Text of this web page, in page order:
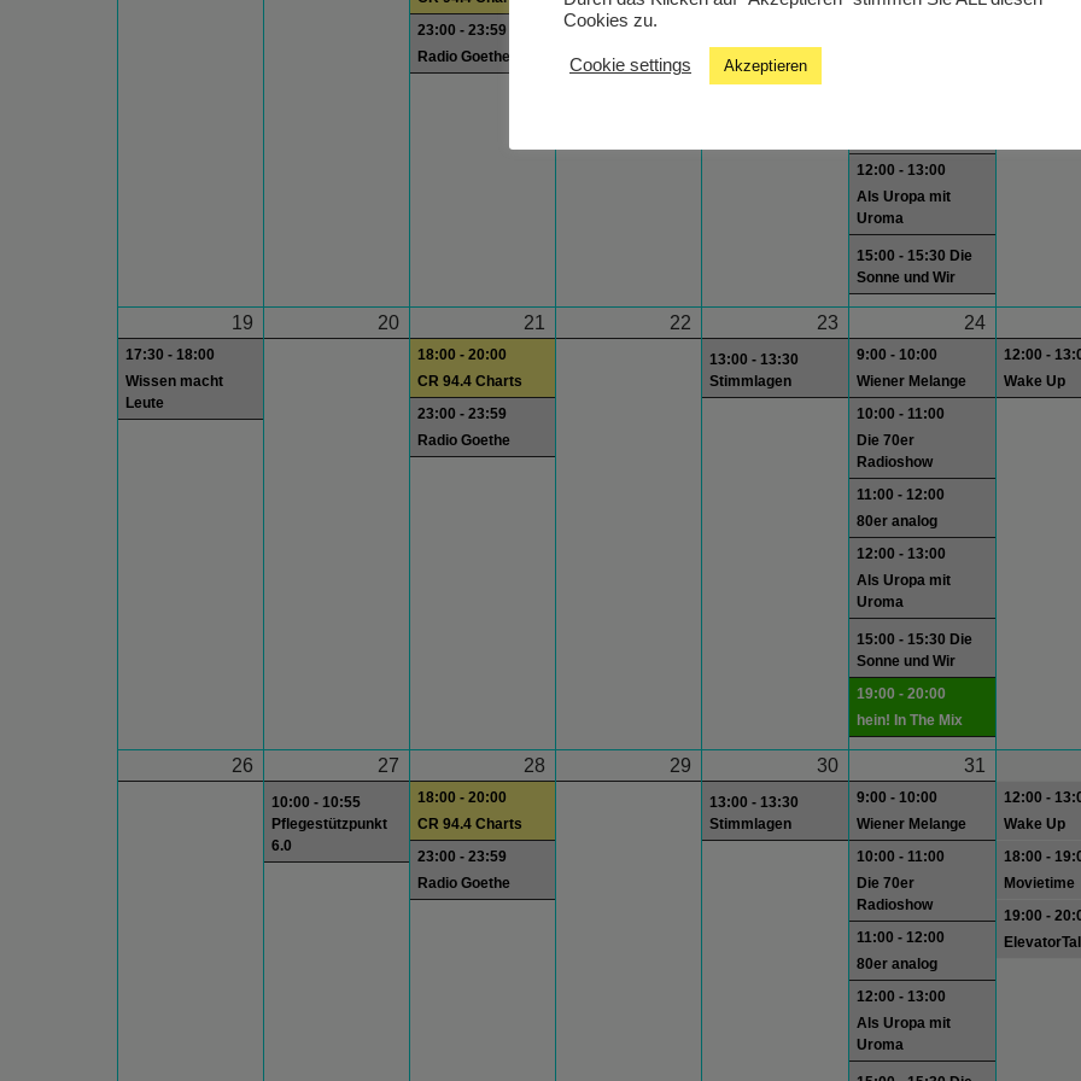
23:00 - 23:59
Radio Goethe
12:00 - 13:00
Als Uropa mit
Uroma
15:00 - 15:30 Die
Sonne und Wir
19
17:30 - 18:00
Wissen macht
Leute
20 21
18:00 - 20:00
CR 94.4 Charts
23:00 - 23:59
Radio Goethe
22 23
13:00 - 13:30
Stimmlagen
24
9:00 - 10:00
Wiener Melange
10:00 - 11:00
Die 70er
Radioshow
11:00 - 12:00
80er analog
12:00 - 13:00
Als Uropa mit
Uroma
15:00 - 15:30 Die
Sonne und Wir
19:00 - 20:00
hein! In The Mix
12:00 -
Wake Up
26 27
10:00 - 10:55
Pflegestützpunkt
6.0
28
18:00 - 20:00
CR 94.4 Charts
23:00 - 23:59
Radio Goethe
29 30
13:00 - 13:30
Stimmlagen
31
9:00 - 10:00
Wiener Melange
10:00 - 11:00
Die 70er
Radioshow
11:00 - 12:00
80er analog
12:00 - 13:00
Als Uropa mit
Uroma
12:00 -
Wake Up
18:00 -
Movietime
19:00 -
Cookies zu.
Cookie settings Akzeptieren